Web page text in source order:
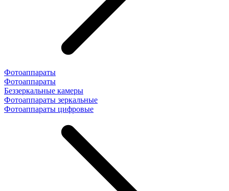
Фотоаппараты
Фотоаппараты
Беззеркальные камеры
Фотоаппараты зеркальные
Фотоаппараты цифровые